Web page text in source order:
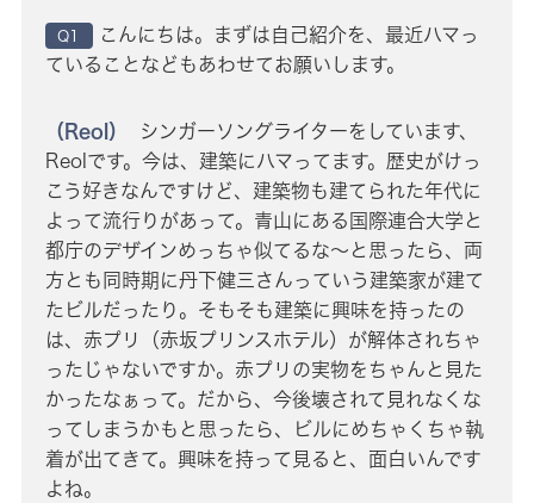
Q1
こんにちは。まずは自己紹介を、最近ハマっ
ていることなどもあわせてお願いします。
（Reol）
シンガーソングライターをしています、
Reolです。今は、建築にハマってます。歴史がけっ
こう好きなんですけど、建築物も建てられた年代に
よって流行りがあって。青山にある国際連合大学と
都庁のデザインめっちゃ似てるな〜と思ったら、両
方とも同時期に丹下健三さんっていう建築家が建て
たビルだったり。そもそも建築に興味を持ったの
は、赤プリ（赤坂プリンスホテル）が解体されちゃ
ったじゃないですか。赤プリの実物をちゃんと見た
かったなぁって。だから、今後壊されて見れなくな
ってしまうかもと思ったら、ビルにめちゃくちゃ執
着が出てきて。興味を持って見ると、面白いんです
よね。